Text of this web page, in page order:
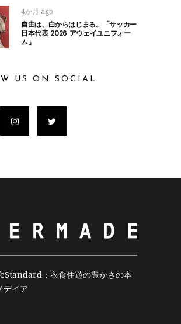
4か月 ago
自由は、白からはじまる。「サッカー
日本代表 2026 アウェイユニフォー
ム」
US ON SOCIAL
；衣食住遊の豊かさの本
デイア